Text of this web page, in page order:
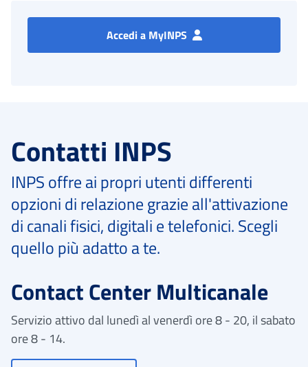
Accedi a MyINPS
Contatti INPS
INPS offre ai propri utenti differenti
opzioni di relazione grazie all'attivazione
di canali fisici, digitali e telefonici. Scegli
quello più adatto a te.
Contact Center Multicanale
Servizio attivo dal lunedì al venerdì ore 8 - 20, il sabato
ore 8 - 14.